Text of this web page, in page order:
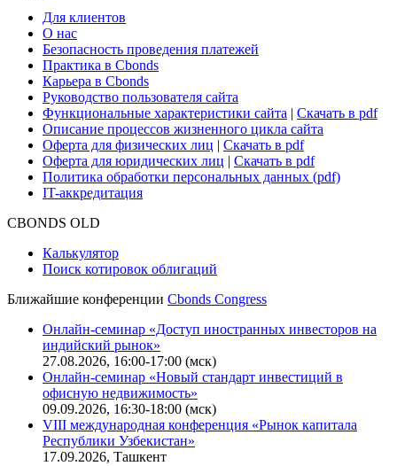
Глоссарий
Поддержка
Для клиентов
О нас
Безопасность проведения платежей
Практика в Cbonds
Карьера в Cbonds
Руководство пользователя сайта
Функциональные характеристики сайта|Скачать в pdf
Описание процессов жизненного цикла сайта
Оферта для физических лиц
Оферта для юридических лиц
IT-аккредитация
Поиск котировок облигаций
Ближайшие конференцииCbonds Congress
Онлайн-семинар «Доступ иностранных инвесторов на
индийский рынок»
27.08.2026, 16:00-17:00 (мск)
Онлайн-семинар «Новый стандарт инвестиций в
офисную недвижимость»